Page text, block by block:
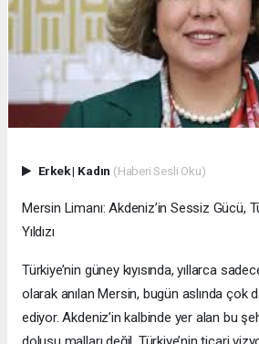
Erkek| Kadın (Haberi Sesli Oku)
Mersin Limanı: Akdeniz’in Sessiz Gücü,
Yıldızı
Türkiye’nin güney kıyısında, yıllarca
olarak anılan Mersin, bugün aslında çok
ediyor. Akdeniz’in kalbinde yer alan bu